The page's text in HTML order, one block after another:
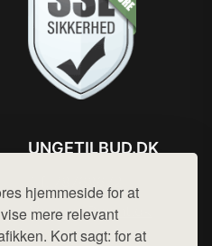
hjemmeside for at
mere relevant
Kort sagt: for at
UNGETILBUD.DK
Mail: hej@want.dk